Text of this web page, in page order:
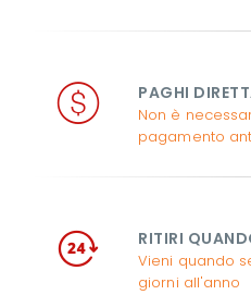
PAGHI
Non è
pagamento
RITIRI
Vieni quando
giorni all'anno